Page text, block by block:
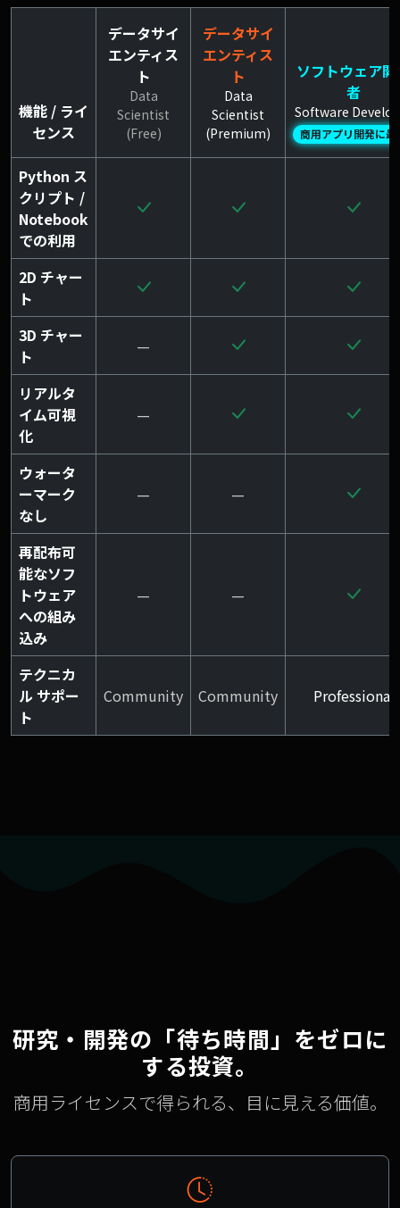
機能 / ライ
センス
データサイ
エンティス
ト
Data
Scientist
(Free)
データサイ
エンティス
ト
Data
Scientist
(Premium)
ソフトウェア
者
Software
商用アプリ開発に最
Python ス
クリプト /
Notebook
での利用
2D チャー
ト
3D チャー
ト
—
リアルタ
イム可視
化
—
ウォータ
ーマーク
なし
— —
再配布可
能なソフ
トウェア
への組み
込み
— —
テクニカ
ル サポー
ト
Community Community Professional
研究・開発の「待ち時間」をゼロに
する投資。
商用ライセンスで得られる、目に見える価値。